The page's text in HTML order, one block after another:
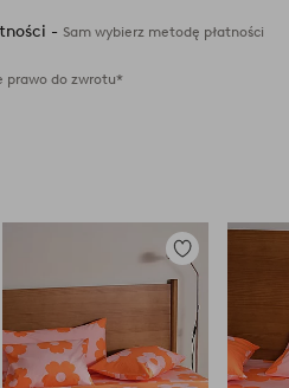
- Sam wybierz metodę płatności
prawo do zwrotu*
Dodaj
ulubionych